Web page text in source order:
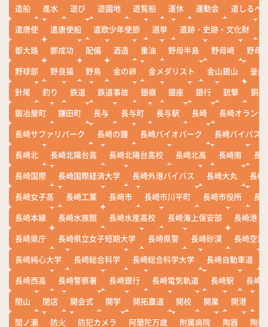
造船
進水 遊び 遊園地 遊覧船 運休 運動会
道しるべ
遣唐使
遣唐使船 遣欧少年使節 選挙 遺跡・史跡・文化財
都大路
鄭成功 配備 酒造 重油 野母半島 野母崎
野母
野球部
野良猫 野鳥 金の卵 金メダリスト 金山銀山
釜山
針尾
釣り 鉄道 鉄道事故 銀嶺 銀座 銀行 銃撃
銅座
鍛冶屋町
鎌田町 長与 長与町 長与駅 長崎
長崎オランダ
長崎サファリパーク
長崎の鐘 長崎バイオパーク
長崎バイパス
長崎北
長崎北陽台高 長崎北陽台高校 長崎北高 長崎南
長
長崎国際
長崎国際経済大学 長崎外港バイパス 長崎大丸
長崎
長崎女子高
長崎工業 長崎市 長崎市川平町 長崎市役所
長
長崎本線
長崎水族館 長崎水産高校 長崎海上保安部
長崎港
長崎県庁
長崎県立女子短期大学 長崎県警 長崎砂漠
長崎空港
長崎純心大学
長崎総合科学 長崎総合科学大学 長崎自動車道
長崎西高
長崎警察署 長崎銀行 長崎電気軌道 長崎駅
長崎
閉山
閉店 開会式 開学 開拓農道 開校 開業 開港
間ノ瀬
防火 防犯カメラ 阿蘭陀万歳 附属病院 陶器
陶器